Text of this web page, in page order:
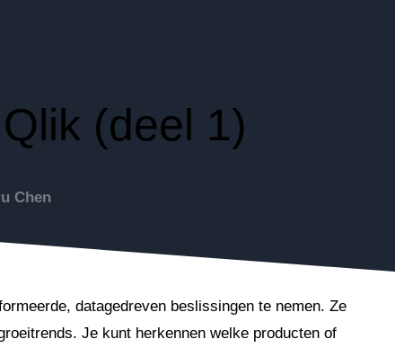
(deel 1)
Chen
datagedreven beslissingen te nemen. Ze
Je kunt herkennen welke producten of